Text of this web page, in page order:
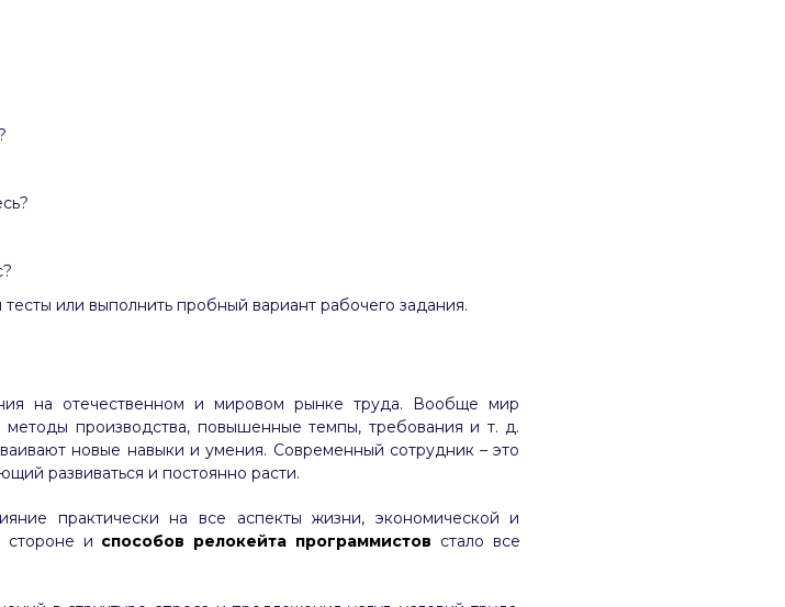
или выполнить пробный вариант рабочего задания.
на отечественном и мировом рынке труда. Вообще мир
методы производства, повышенные темпы, требования и т. д.
новые навыки и умения. Современный сотрудник – это
развиваться и постоянно расти.
практически на все аспекты жизни, экономической и
стороне и способов релокейта программистов стало все